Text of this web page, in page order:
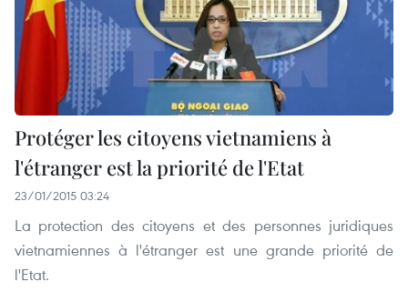
Protéger les citoyens vietnamiens à
l'étranger est la priorité de l'Etat
23/01/2015 03:24
La protection des citoyens et des personnes juridiques
vietnamiennes à l'étranger est une grande priorité de
l'Etat.